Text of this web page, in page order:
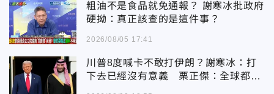
粗油不是食品就免通報？ 謝寒冰批政府
硬拗：真正該查的是這件事？
2026/08/05 17:41
川普8度喊卡不敢打伊朗？謝寒冰：打
下去已經沒有意義 栗正傑：全球都看